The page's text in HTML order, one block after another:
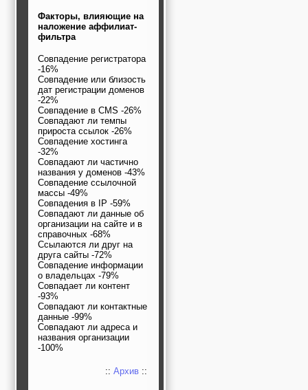
Факторы, влияющие на
наложение аффилиат-
фильтра
Совпадение регистратора
-16%
Совпадение или близость
дат регистрации доменов
-22%
Совпадение в CMS -26%
Совпадают ли темпы
прироста ссылок -26%
Совпадение хостинга
-32%
Совпадают ли частично
названия у доменов -43%
Совпадение ссылочной
массы -49%
Совпадения в IP -59%
Совпадают ли данные об
организации на сайте и в
справочных -68%
Ссылаются ли друг на
друга сайты -72%
Совпадение информации
о владельцах -79%
Совпадает ли контент
-93%
Совпадают ли контактные
данные -99%
Совпадают ли адреса и
названия организации
-100%
:: Архив ::